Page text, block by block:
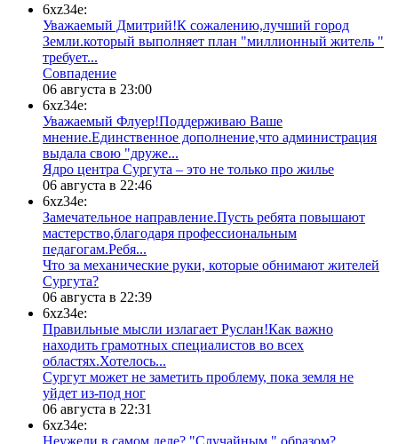
6xz34e:
Уважаемый Дмитрий!К сожалению,лучший город
Земли.который выполняет план "миллионный житель "
требует...
​Совпадение
06 августа в 23:00
6xz34e:
Уважаемый Флуер!Поддерживаю Ваше
мнение.Единственное дополнение,что администрация
выдала свою "друже...
​Ядро центра Сургута ‒ это не только про жилье
06 августа в 22:46
6xz34e:
Замечательное направление.Пусть ребята повышают
мастерство,благодаря профессиональным
педагогам.Ребя...
​Что за механические руки, которые обнимают жителей
Сургута?
06 августа в 22:39
6xz34e:
Правильные мысли излагает Руслан!Как важно
находить грамотных специалистов во всех
областях.Хотелось...
Сургут может не заметить проблему, пока земля не
уйдет из-под ног
06 августа в 22:31
6xz34e:
Неужели,в самом деле? "Случайным " образом?